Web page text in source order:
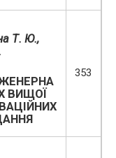
Т. Ю.,
ВИЩОЇ
353